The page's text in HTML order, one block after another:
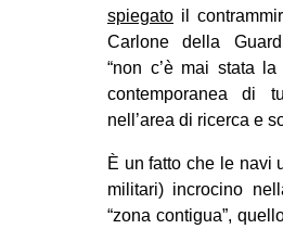
spiegato il
Carlone della
“non c’è mai stata
contemporanea di
nell’area di ricerca e
È un fatto che le navi
militari) incrocino
“zona contigua”,